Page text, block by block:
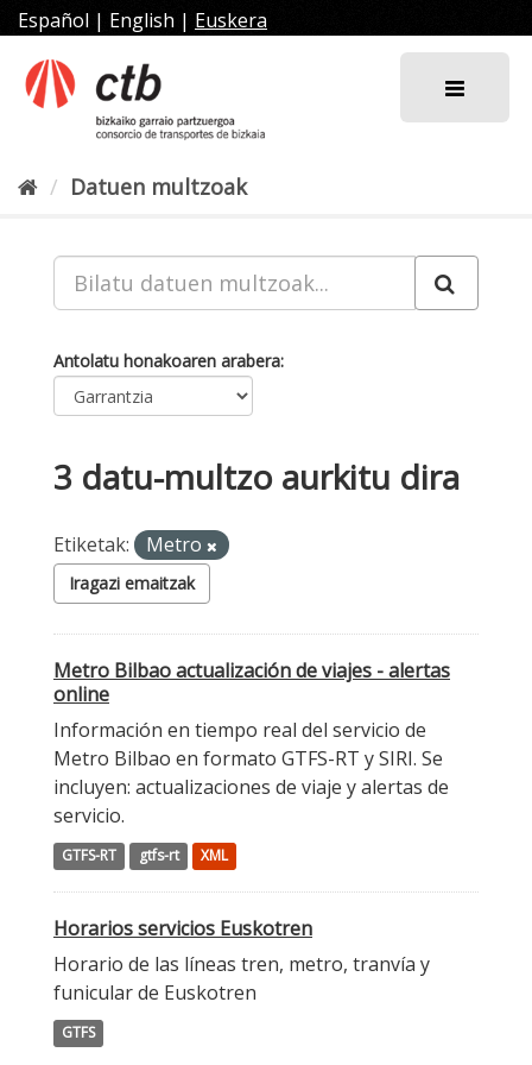
Joan
edukira
Español | English | Euskera
Datuen multzoak
Antolatu honakoaren arabera
3 datu-multzo aurkitu dira
Etiketak: Metro
Iragazi emaitzak
Metro Bilbao actualización de viajes - alertas
online
Información en tiempo real del servicio de
Metro Bilbao en formato GTFS-RT y SIRI. Se
incluyen: actualizaciones de viaje y alertas de
servicio.
GTFS-RT gtfs-rt XML
Horarios servicios Euskotren
Horario de las líneas tren, metro, tranvía y
funicular de Euskotren
GTFS